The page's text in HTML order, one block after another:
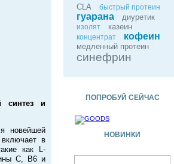
синтез и
новейшей
в
как L-
C, B6 и
CLA быстрый протеин
гуарана диуретик
изолят казеин
концентрат кофеин
медленный протеин
синефрин
ПОПРОБУЙ СЕЙЧАС
НОВИНКИ